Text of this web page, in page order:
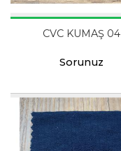
CVC KUMAŞ 04
Sorunuz